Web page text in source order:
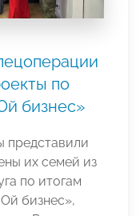
по
бизнес»
представили
их семей из
по итогам
бизнес»,